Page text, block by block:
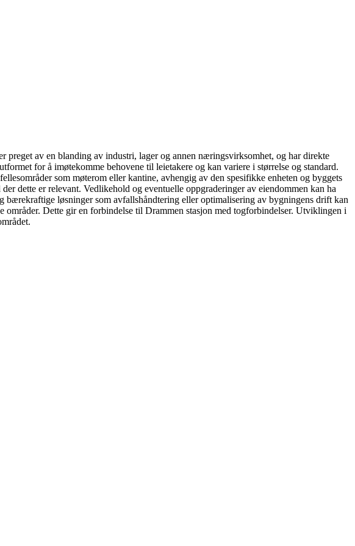
av en blanding av industri, lager og annen næringsvirksomhet, og har direkte
for å imøtekomme behovene til leietakere og kan variere i størrelse og standard.
som møterom eller kantine, avhengig av den spesifikke enheten og byggets
dette er relevant. Vedlikehold og eventuelle oppgraderinger av eiendommen kan ha
løsninger som avfallshåndtering eller optimalisering av bygningens drift kan
Dette gir en forbindelse til Drammen stasjon med togforbindelser. Utviklingen i